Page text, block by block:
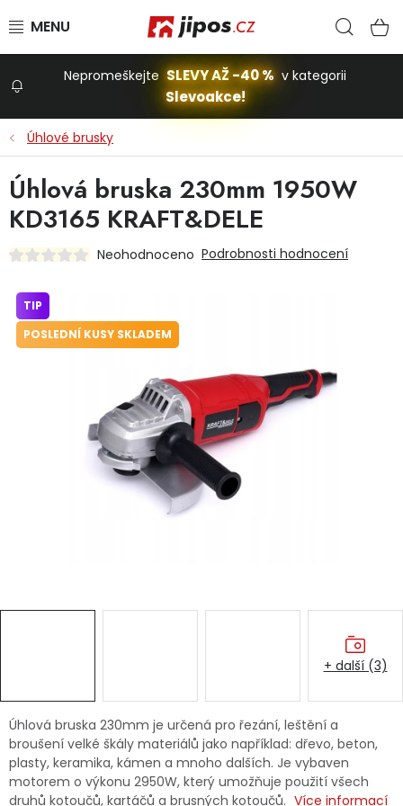
Stavba a dům
Domácnost
Dětská hřiště
Autodoplňky
Značky
Nepromeškejte SLEVY AŽ -40 % v kategorii
Slevoakce!
Úhlové brusky
Úhlová bruska 230mm je určená pro řezání, leštění a
broušení velké škály materiálů jako například: dřevo, beton,
plasty, keramika, kámen a mnoho dalších. Je vybaven
motorem o výkonu 2950W, který umožňuje použití všech
druhů kotoučů, kartáčů a brusných kotoučů. Více informací
Úhlová bruska 230mm 1950W
KD3165 KRAFT&DELE
Neohodnoceno Podrobnosti hodnocení
TIP
POSLEDNÍ KUSY SKLADEM
+ další (3)